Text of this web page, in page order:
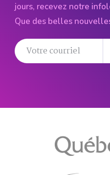
jours, recevez notre
Que des belles